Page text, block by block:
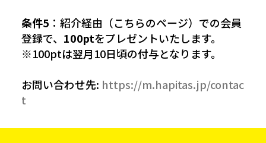
条件5 ：紹介経由（こちらのページ）での会員
登録で、 100ptをプレゼントいたします。
※100ptは翌月10日頃の付与となります。
お問い合わせ先: https://m.hapitas.jp/contac
t